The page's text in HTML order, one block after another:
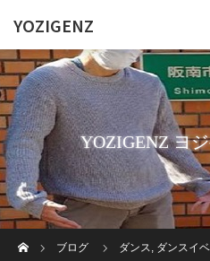
YOZIGENZ
YOZIGENZ ヨ
ブログ
ダンス, ダンスイ